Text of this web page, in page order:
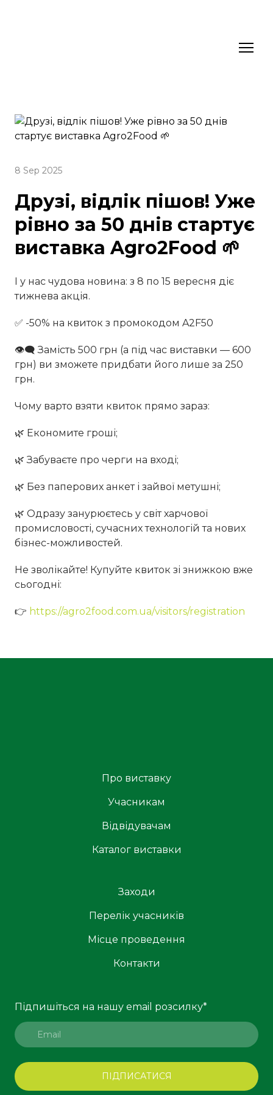
8 Sep 2025
Друзі, відлік пішов! Уже
рівно за 50 днів стартує
виставка Agro2Food 🌱
І у нас чудова новина: з 8 по 15 вересня діє
тижнева акція.
✅ -50% на квиток з промокодом A2F50
👁‍🗨 Замість 500 грн (а під час виставки — 600
грн) ви зможете придбати його лише за 250
грн.
Чому варто взяти квиток прямо зараз:
🌿 Економите гроші;
🌿 Забуваєте про черги на вході;
🌿 Без паперових анкет і зайвої метушні;
🌿 Одразу занурюєтесь у світ харчової
промисловості, сучасних технологій та нових
бізнес-можливостей.
Не зволікайте! Купуйте квиток зі знижкою вже
сьогодні:
👉 https://agro2food.com.ua/visitors/registration
Про виставку
Учасникам
Відвідувачам
Каталог виставки
Заходи
Перелік учасників
Місце проведення
Контакти
Підпишіться на нашу email розсилку*
ПІДПИСАТИСЯ